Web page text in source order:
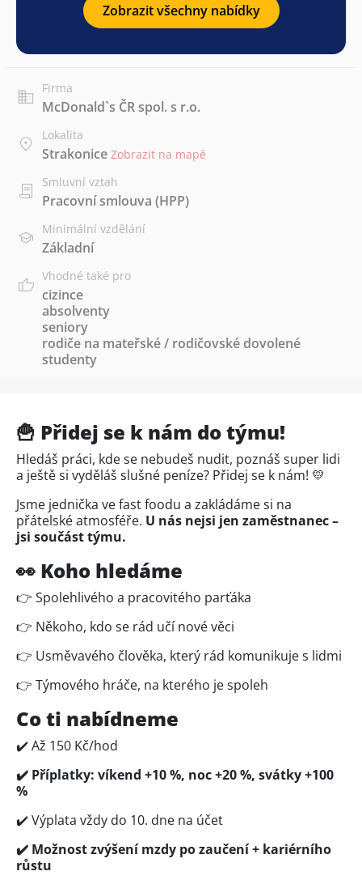
Zobrazit všechny nabídky
Firma
McDonald`s ČR spol. s r.o.
Lokalita
Strakonice Zobrazit na mapě
Smluvní vztah
Pracovní smlouva (HPP)
Minimální vzdělání
Základní
Vhodné také pro
cizince
absolventy
seniory
rodiče na mateřské / rodičovské dovolené
studenty
🍟 Přidej se k nám do týmu!
Hledáš práci, kde se nebudeš nudit, poznáš super lidi
a ještě si vyděláš slušné peníze? Přidej se k nám! 💛
Jsme jednička ve fast foodu a zakládáme si na
přátelské atmosféře. U nás nejsi jen zaměstnanec –
jsi součást týmu.
👀 Koho hledáme
👉 Spolehlivého a pracovitého parťáka
👉 Někoho, kdo se rád učí nové věci
👉 Usměvavého člověka, který rád komunikuje s lidmi
👉 Týmového hráče, na kterého je spoleh
Co ti nabídneme
✔️ Až 150 Kč/hod
✔️ Příplatky: víkend +10 %, noc +20 %, svátky +100
%
✔️ Výplata vždy do 10. dne na účet
✔️ Možnost zvýšení mzdy po zaučení + kariérního
růstu